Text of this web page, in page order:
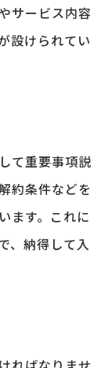
サービス内容
設けられてい
て重要事項説
約条件などを
ます。これに
、納得して入